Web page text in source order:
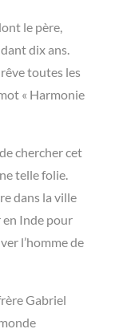
le père,
dix ans.
toutes les
« Harmonie
chercher cet
telle folie.
dans la ville
en Inde pour
l’homme de
Gabriel